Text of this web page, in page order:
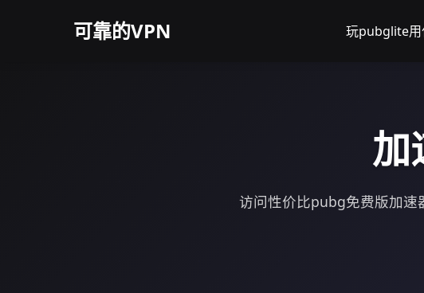
可靠的VPN 玩pubglite用
加
访问性价比pubg免费版加速